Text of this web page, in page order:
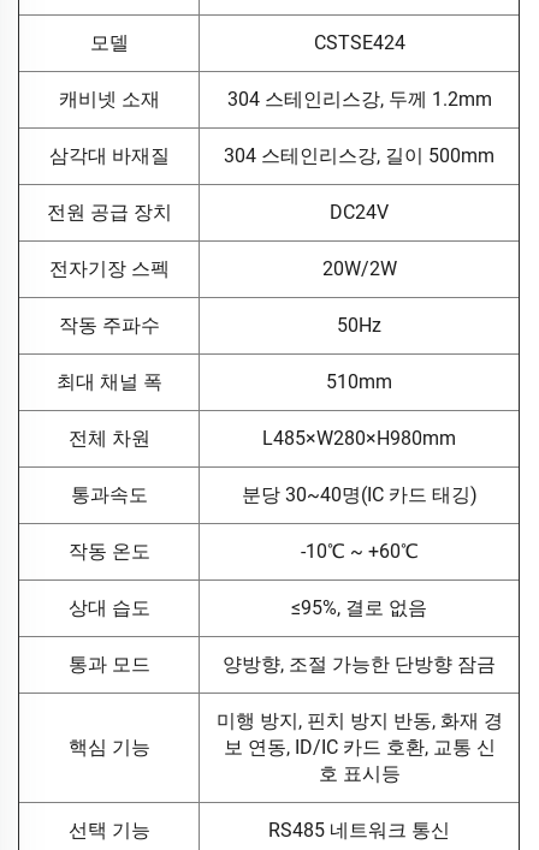
모델 CSTSE424
캐비넷 소재 304 스테인리스강, 두께 1.2mm
삼각대 바재질 304 스테인리스강, 길이 500mm
전원 공급 장치 DC24V
전자기장 스펙 20W/2W
작동 주파수 50Hz
최대 채널 폭 510mm
전체 차원 L485×W280×H980mm
통과속도 분당 30~40명(IC 카드 태깅)
작동 온도 -10℃ ~ +60℃
상대 습도 ≤95%, 결로 없음
통과 모드 양방향, 조절 가능한 단방향 잠금
핵심 기능
미행 방지, 핀치 방지 반동, 화재 경
보 연동, ID/IC 카드 호환, 교통 신
호 표시등
선택 기능 RS485 네트워크 통신